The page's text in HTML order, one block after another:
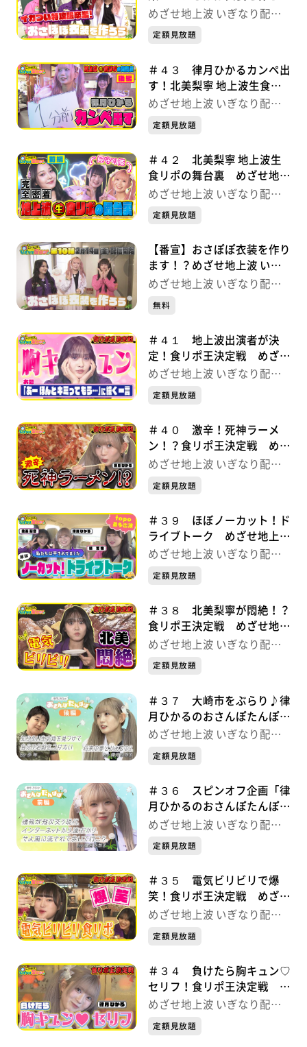
う めざせ地上波 いぎなり
めざせ地上波 いぎなり配信
中！
定額見放題
＃４３ 律月ひかるカンペ出
す！北美梨寧 地上波生食リ
ポの舞台裏 めざせ地上波
めざせ地上波 いぎなり配信
中！
定額見放題
＃４２ 北美梨寧 地上波生
食リポの舞台裏 めざせ地上
波 いぎなり配信中！
めざせ地上波 いぎなり配信
中！
定額見放題
【番宣】おさぽぽ衣装を作り
ます！？めざせ地上波 いぎ
なり配信中！
めざせ地上波 いぎなり配信
中！
無料
＃４１ 地上波出演者が決
定！食リポ王決定戦 めざせ
地上波 いぎなり配信中！
めざせ地上波 いぎなり配信
中！
定額見放題
＃４０ 激辛！死神ラーメ
ン！？食リポ王決定戦 めざ
せ地上波 いぎなり配信中！
めざせ地上波 いぎなり配信
中！
定額見放題
＃３９ ほぼノーカット！ド
ライブトーク めざせ地上波
いぎなり配信中！
めざせ地上波 いぎなり配信
中！
定額見放題
＃３８ 北美梨寧が悶絶！？
食リポ王決定戦 めざせ地上
波 いぎなり配信中！
めざせ地上波 いぎなり配信
中！
定額見放題
＃３７ 大崎市をぶらり♪律
月ひかるのおさんぽたんぽ
ぽ めざせ地上波 いぎなり
めざせ地上波 いぎなり配信
中！
定額見放題
＃３６ スピンオフ企画「律
月ひかるのおさんぽたんぽ
ぽ」 めざせ地上波 いぎな
めざせ地上波 いぎなり配信
中！
定額見放題
＃３５ 電気ビリビリで爆
笑！食リポ王決定戦 めざせ
地上波 いぎなり配信中！
めざせ地上波 いぎなり配信
中！
定額見放題
＃３４ 負けたら胸キュン♡
セリフ！食リポ王決定戦 め
ざせ地上波 いぎなり配信
めざせ地上波 いぎなり配信
中！
定額見放題